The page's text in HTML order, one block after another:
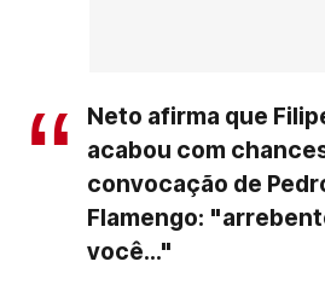
Neto afirma que
acabou com
convocação de
Flamengo:
você..."